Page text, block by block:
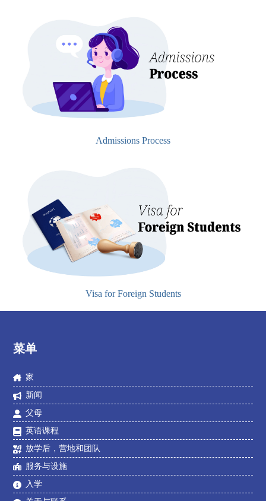
Admissions Process
Visa for Foreign Students
菜单
家
新闻
父母
英语课程
放学后，营地和团队
服务与设施
入学